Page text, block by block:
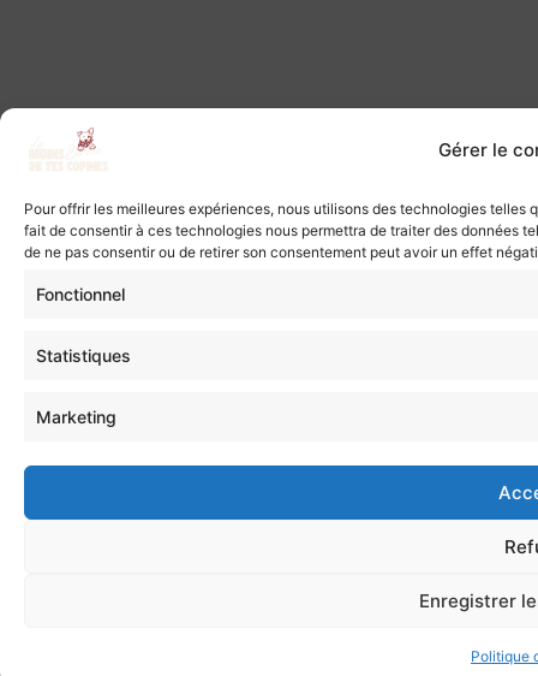
Gérer le
Pour offrir les meilleures expériences, nous utilisons des technologies
fait de consentir à ces technologies nous permettra de traiter des données
de ne pas consentir ou de retirer son consentement peut avoir un effet
Fonctionnel
Statistiques
Marketing
Enregistrer
Politique